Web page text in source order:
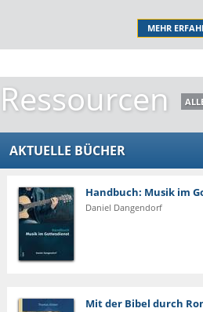
MEHR
Ressourcen
AKTUELLE BÜCHER
Handbuch: Musik im
Daniel Dangendorf
Mit der Bibel durch